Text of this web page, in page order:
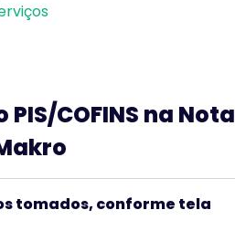
COFINS na Nota
tomados, conforme tela